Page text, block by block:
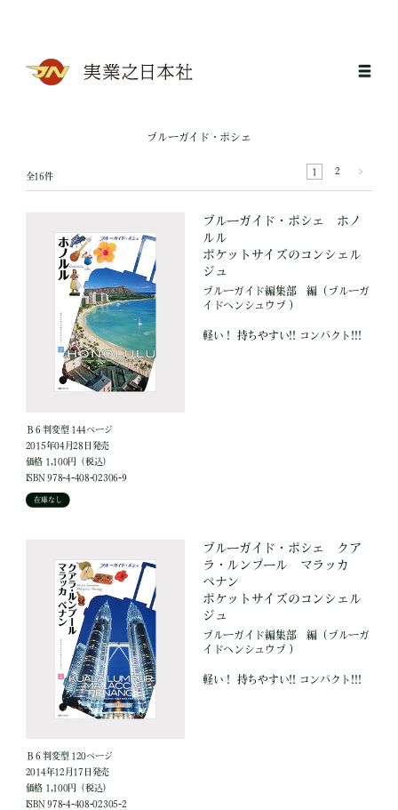
ブルーガイド・ポシェ
全16件 1 2
Ｂ６判変型 144ページ
2015年04月28日発売
価格 1,100円（税込）
ISBN 978-4-408-02306-9
在庫なし
ブルーガイド・ポシェ ホノ
ルル
ポケットサイズのコンシェル
ジュ
ブルーガイド編集部 編 （ブルーガ
イドヘンシュウブ ）
軽い！ 持ちやすい!! コンパクト!!!
Ｂ６判変型 120ページ
2014年12月17日発売
価格 1,100円（税込）
ISBN 978-4-408-02305-2
ブルーガイド・ポシェ クア
ラ・ルンプール マラッカ
ペナン
ポケットサイズのコンシェル
ジュ
ブルーガイド編集部 編 （ブルーガ
イドヘンシュウブ ）
軽い！ 持ちやすい!! コンパクト!!!